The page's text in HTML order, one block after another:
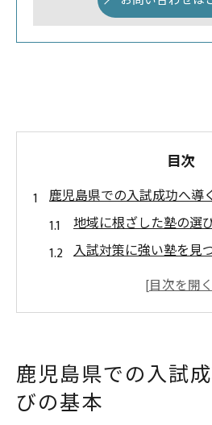
目次
鹿児島県での入試成功へ導
地域に根ざした塾の選
入試対策に強い塾を見
鹿児島県の教育環境を
鹿児島県特有の入試傾
塾選びで失敗しないために
鹿児島県での入試
びの基本